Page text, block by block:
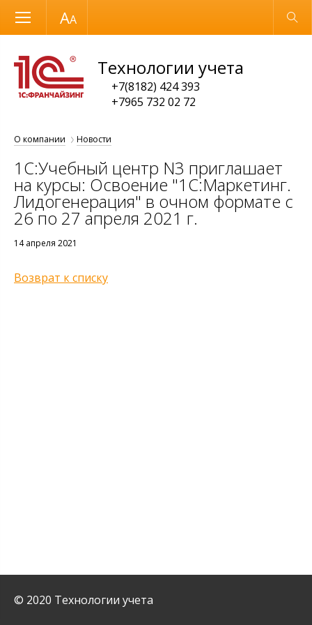
Размер шрифта Обычная версия
Технологии учета
+7(8182) 424 393
+7965 732 02 72
О компании Новости
1С:Учебный центр N3 приглашает
на курсы: Освоение "1С:Маркетинг.
Лидогенерация" в очном формате с
26 по 27 апреля 2021 г.
14 апреля 2021
Возврат к списку
© 2020 Технологии учета